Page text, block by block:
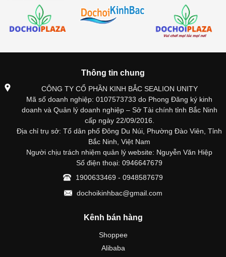
Thông tin chung
CÔNG TY CỔ PHẦN KINH BẮC SEALION UNITY
Mã số doanh nghiệp: 0107573733 do Phong Đăng ký kinh
doanh và Quản lý doanh nghiệp – Sở Tài chính tỉnh Bắc Ninh
cấp ngày 22/09/2016.
Địa chỉ trụ sở: Tổ dân phố Đông Du Núi, Phường Đào Viên, Tỉnh
Bắc Ninh, Việt Nam
Người chịu trách nhiệm quản lý website: Nguyễn Văn Hiệp
Số điện thoại: 0946647679
1900633469 - 0948587679
dochoikinhbac@gmail.com
Kênh bán hàng
Shoppee
Alibaba